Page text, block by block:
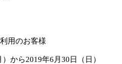
用のお客様
から2019年6月30日（日）